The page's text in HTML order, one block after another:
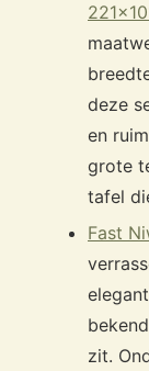
deze
en
grote
tafel
Fast
zit.